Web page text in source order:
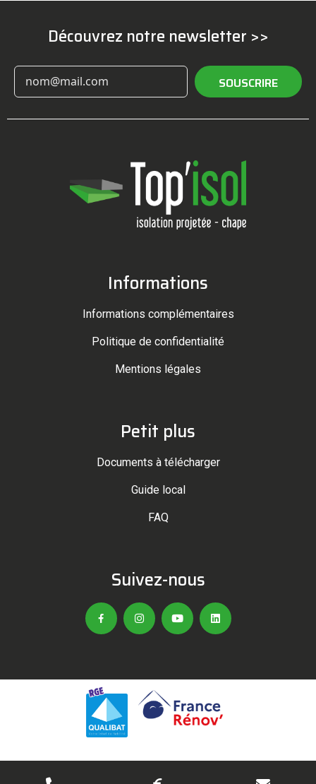
Découvrez notre newsletter >>
SOUSCRIRE
Informations
Informations complémentaires
Politique de confidentialité
Mentions légales
Petit plus
Documents à télécharger
Guide local
FAQ
Suivez-nous